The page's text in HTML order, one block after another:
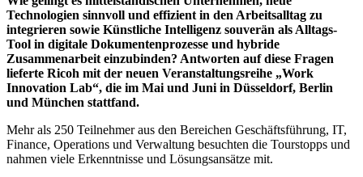
Technologien sinnvoll und effizient in den Arbeitsalltag zu
integrieren sowie Künstliche Intelligenz souverän als Alltags-
Tool in digitale Dokumentenprozesse und hybride
Zusammenarbeit einzubinden? Antworten auf diese Fragen
lieferte Ricoh mit der neuen Veranstaltungsreihe „Work
Innovation Lab“, die im Mai und Juni in Düsseldorf, Berlin
und München stattfand.
Mehr als 250 Teilnehmer aus den Bereichen Geschäftsführung, IT,
Finance, Operations und Verwaltung besuchten die Tourstopps und
nahmen viele Erkenntnisse und Lösungsansätze mit.